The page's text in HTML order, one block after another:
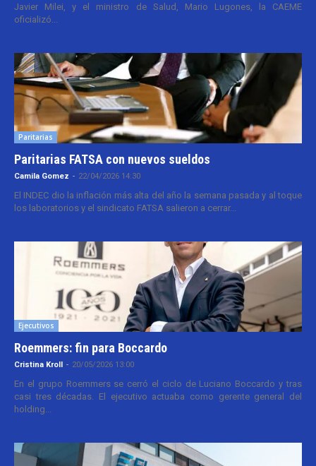
Javier Milei, y el ministro de Salud, Mario Lugones, la CAEME
oficializó...
Paritarias
Paritarias FATSA con nuevos sueldos
Camila Gomez - 22/04/2026 14:30
El INDEC dio la inflación más alta del año la semana pasada y al toque
los laboratorios y el sindicato FATSA salieron a cerrar...
Ejecutivos
Roemmers: fin para Boccardo
Cristina Kroll - 20/05/2026 13:00
En el grupo Roemmers se cerró el ciclo de Luciano Boccardo y tras
casi tres décadas. El ejecutivo actuaba como gerente general del
holding...